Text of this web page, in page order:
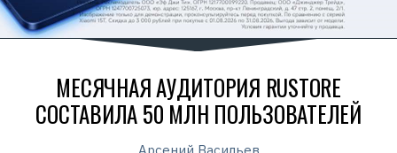
МЕСЯЧНАЯ АУДИТОРИЯ RUSTORE
СОСТАВИЛА 50 МЛН ПОЛЬЗОВАТЕЛЕЙ